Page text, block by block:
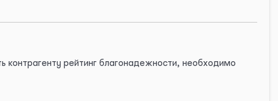
контрагенту рейтинг благонадежности, необходимо